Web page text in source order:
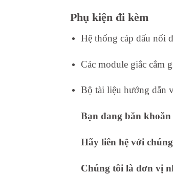
Phụ kiện đi kèm
Hệ thống cáp đấu nối
Các module giắc cắm
Bộ tài liệu hướng dẫn
Bạn đang băn
Hãy liên hệ với
Chúng tôi là đơn vị